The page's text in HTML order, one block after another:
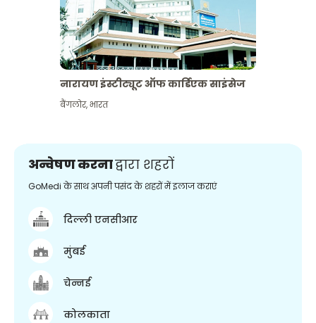
नारायण इंस्टीट्यूट ऑफ कार्डिएक साइंसेज
बैंगलोर,भारत
अन्वेषण करनाद्वारा शहरों
GoMedi के साथ अपनी पसंद के शहरों में इलाज कराएं
दिल्ली एनसीआर
मुंबई
चेन्नई
कोलकाता